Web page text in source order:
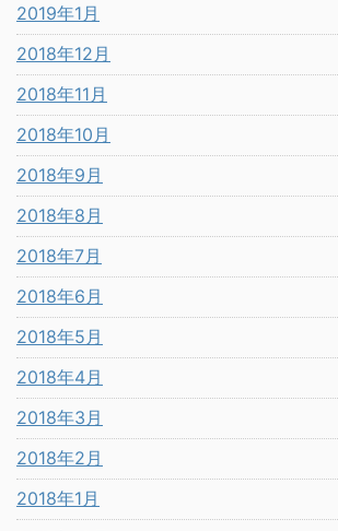
2019年1月
2018年12月
2018年11月
2018年10月
2018年9月
2018年8月
2018年7月
2018年6月
2018年5月
2018年4月
2018年3月
2018年2月
2018年1月